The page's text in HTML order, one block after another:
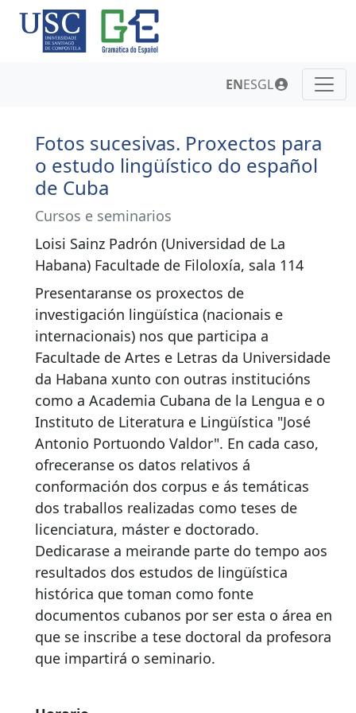
ENESGL
Fotos sucesivas. Proxectos para
o estudo lingüístico do español
de Cuba
Cursos e seminarios
Loisi Sainz Padrón (Universidad de La
Habana) Facultade de Filoloxía, sala 114
Presentaranse os proxectos de
investigación lingüística (nacionais e
internacionais) nos que participa a
Facultade de Artes e Letras da Universidade
da Habana xunto con outras institucións
como a Academia Cubana de la Lengua e o
Instituto de Literatura e Lingüística "José
Antonio Portuondo Valdor". En cada caso,
ofreceranse os datos relativos á
conformación dos corpus e ás temáticas
dos traballos realizadas como teses de
licenciatura, máster e doctorado.
Dedicarase a meirande parte do tempo aos
resultados dos estudos de lingüística
histórica que toman como fonte
documentos cubanos por ser esta o área en
que se inscribe a tese doctoral da profesora
que impartirá o seminario.